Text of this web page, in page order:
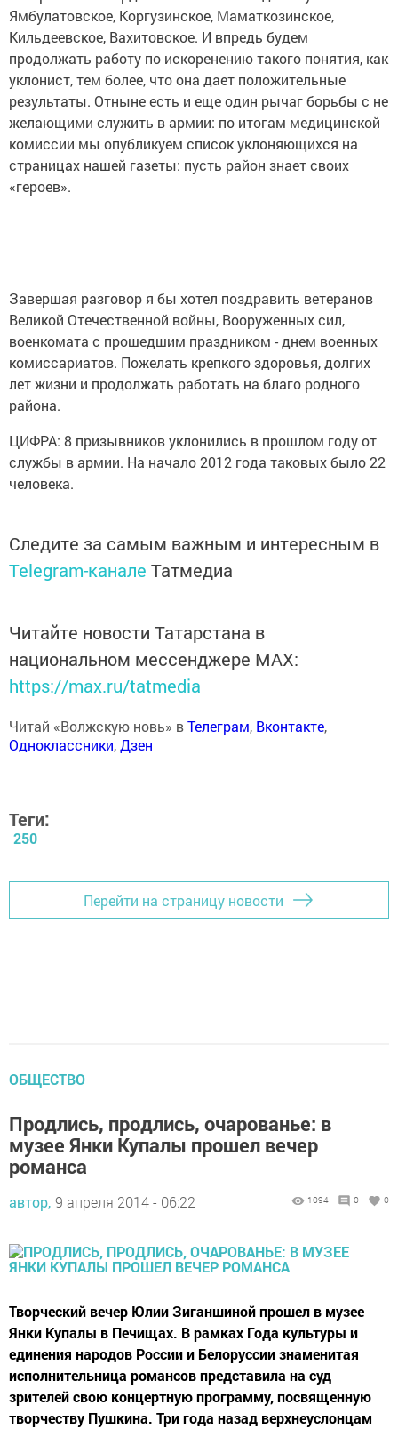
Ямбулатовское, Коргузинское, Маматкозинское,
Кильдеевское, Вахитовское. И впредь будем
продолжать работу по искоренению такого понятия, как
уклонист, тем более, что она дает положительные
результаты. Отныне есть и еще один рычаг борьбы с не
желающими служить в армии: по итогам медицинской
комиссии мы опубликуем список уклоняющихся на
страницах нашей газеты: пусть район знает своих
«героев».
Завершая разговор я бы хотел поздравить ветеранов
Великой Отечественной войны, Вооруженных сил,
военкомата с прошедшим праздником - днем военных
комиссариатов. Пожелать крепкого здоровья, долгих
лет жизни и продолжать работать на благо родного
района.
ЦИФРА: 8 призывников уклонились в прошлом году от
службы в армии. На начало 2012 года таковых было 22
человека.
Следите за самым важным и интересным в
Telegram-канале Татмедиа
Читайте новости Татарстана в
национальном мессенджере MАХ:
https://max.ru/tatmedia
Читай «Волжскую новь» вТелеграм, Вконтакте,
Одноклассники,Дзен
Теги:
250
Перейти на страницу новости
ОБЩЕСТВО
Продлись, продлись, очарованье: в
музее Янки Купалы прошел вечер
романса
автор, 9 апреля 2014 - 06:22 1094 0 0
Творческий вечер Юлии Зиганшиной прошел в музее
Янки Купалы в Печищах. В рамках Года культуры и
единения народов России и Белоруссии знаменитая
исполнительница романсов представила на суд
зрителей свою концертную программу, посвященную
творчеству Пушкина. Три года назад верхнеуслонцам